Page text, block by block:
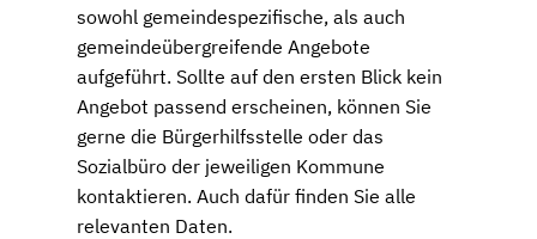
sowohl gemeindespezifische, als auch
gemeindeübergreifende Angebote
aufgeführt. Sollte auf den ersten Blick kein
Angebot passend erscheinen, können Sie
gerne die Bürgerhilfsstelle oder das
Sozialbüro der jeweiligen Kommune
kontaktieren. Auch dafür finden Sie alle
relevanten Daten.